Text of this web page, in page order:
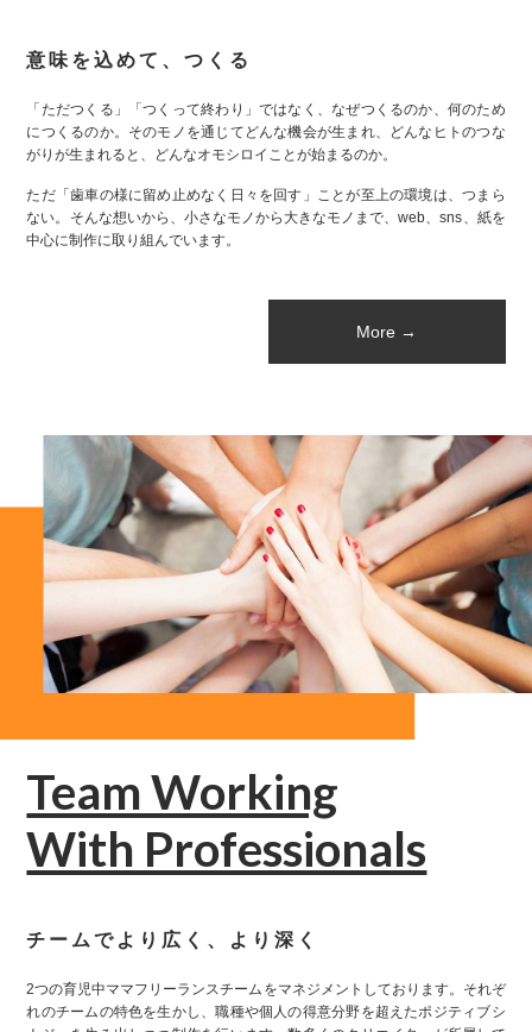
意味を込めて、つくる
「ただつくる」「つくって終わり」ではなく、なぜつくるのか、何のため
につくるのか。そのモノを通じてどんな機会が生まれ、どんなヒトのつな
がりが生まれると、どんなオモシロイことが始まるのか。
ただ「歯車の様に留め止めなく日々を回す」ことが至上の環境は、つまら
ない。そんな想いから、小さなモノから大きなモノまで、web、sns、紙を
中心に制作に取り組んでいます。
More →
Team Working
With Professionals
チームでより広く、より深く
2つの育児中ママフリーランスチームをマネジメントしております。それぞ
れのチームの特色を生かし、職種や個人の得意分野を超えたポジティブシ